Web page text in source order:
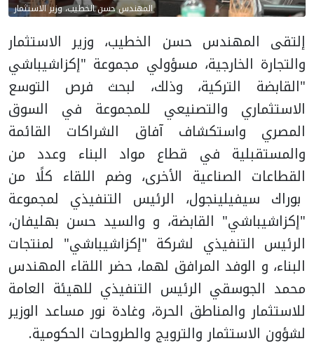
المهندس حسن الخطيب، وزير الاستثمار
إلتقى المهندس حسن الخطيب، وزير الاستثمار
والتجارة الخارجية، مسؤولي مجموعة "إكزاشيباشي
"القابضة التركية، وذلك، لبحث فرص التوسع
الاستثماري والتصنيعي للمجموعة في السوق
المصري واستكشاف آفاق الشراكات القائمة
والمستقبلية في قطاع مواد البناء وعدد من
القطاعات الصناعية الأخرى، وضم اللقاء كلًا من
بوراك سيفيلينجول، الرئيس التنفيذي لمجموعة
"إكزاشيباشي" القابضة، و والسيد حسن بهليفان،
الرئيس التنفيذي لشركة "إكزاشيباشي" لمنتجات
البناء، و الوفد المرافق لهما، حضر اللقاء المهندس
محمد الجوسقي الرئيس التنفيذي للهيئة العامة
للاستثمار والمناطق الحرة، وغادة نور مساعد الوزير
لشؤون الاستثمار والترويج والطروحات الحكومية.